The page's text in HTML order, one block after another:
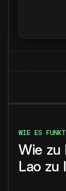
WIE ES
Wie zu
Lao zu